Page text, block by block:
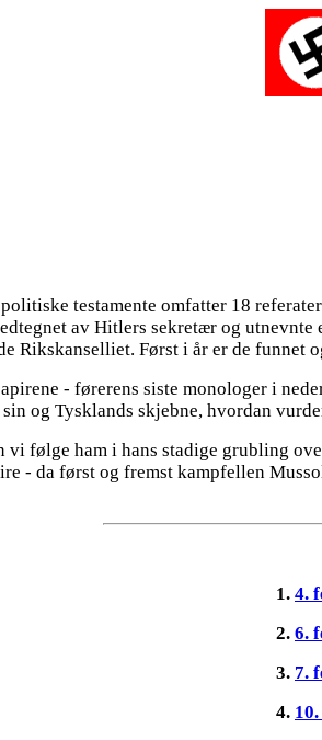
testamente omfatter 18
av Hitlers sekretær og utnevnte
Rikskanselliet. Først i år er de funnet
- førerens siste monologer i
sin og Tysklands skjebne, hvordan
vi følge ham i hans stadige grubling
- da først og fremst kampfellen
1. 4.
2. 6.
3. 7.
4.